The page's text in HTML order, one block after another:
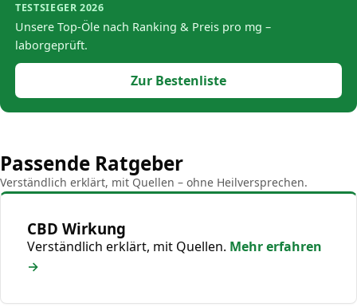
TESTSIEGER 2026
Unsere Top-Öle nach Ranking & Preis pro mg –
laborgeprüft.
Zur Bestenliste
Passende Ratgeber
Verständlich erklärt, mit Quellen – ohne Heilversprechen.
CBD Wirkung
Verständlich erklärt, mit Quellen. Mehr erfahren
→